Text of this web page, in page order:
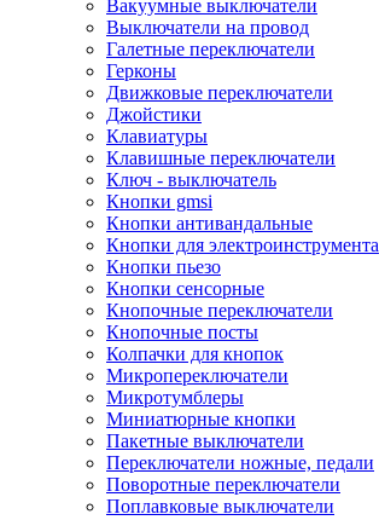
Вакуумные выключатели
Выключатели на провод
Галетные переключатели
Герконы
Движковые переключатели
Джойстики
Клавиатуры
Клавишные переключатели
Ключ - выключатель
Кнопки gmsi
Кнопки антивандальные
Кнопки для электроинструмента
Кнопки пьезо
Кнопки сенсорные
Кнопочные переключатели
Кнопочные посты
Колпачки для кнопок
Микропереключатели
Микротумблеры
Миниатюрные кнопки
Пакетные выключатели
Переключатели ножные, педали
Поворотные переключатели
Поплавковые выключатели